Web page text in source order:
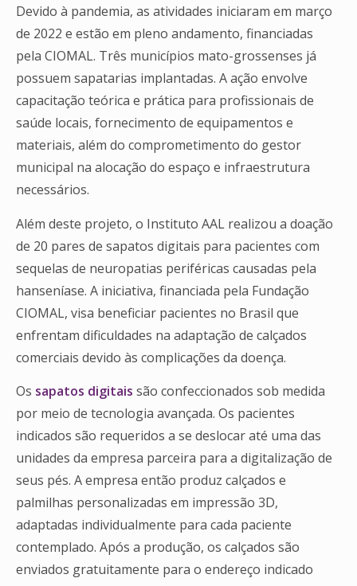
Devido à pandemia, as atividades iniciaram em março
de 2022 e estão em pleno andamento, financiadas
pela CIOMAL. Três municípios mato-grossenses já
possuem sapatarias implantadas. A ação envolve
capacitação teórica e prática para profissionais de
saúde locais, fornecimento de equipamentos e
materiais, além do comprometimento do gestor
municipal na alocação do espaço e infraestrutura
necessários.
Além deste projeto, o Instituto AAL realizou a doação
de 20 pares de sapatos digitais para pacientes com
sequelas de neuropatias periféricas causadas pela
hanseníase. A iniciativa, financiada pela Fundação
CIOMAL, visa beneficiar pacientes no Brasil que
enfrentam dificuldades na adaptação de calçados
comerciais devido às complicações da doença.
Os sapatos digitais são confeccionados sob medida
por meio de tecnologia avançada. Os pacientes
indicados são requeridos a se deslocar até uma das
unidades da empresa parceira para a digitalização de
seus pés. A empresa então produz calçados e
palmilhas personalizadas em impressão 3D,
adaptadas individualmente para cada paciente
contemplado. Após a produção, os calçados são
enviados gratuitamente para o endereço indicado